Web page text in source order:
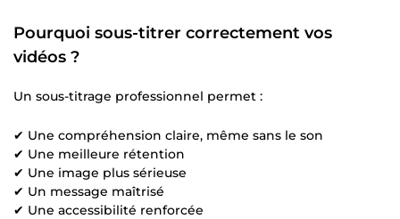
Pourquoi sous-titrer correctement vos
vidéos ?
Un sous-titrage professionnel permet :
✔ Une compréhension claire, même sans le son
✔ Une meilleure rétention
✔ Une image plus sérieuse
✔ Un message maîtrisé
✔ Une accessibilité renforcée